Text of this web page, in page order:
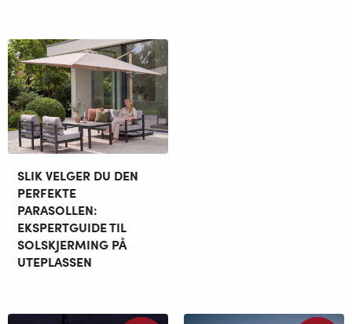
SLIK VELGER DU DEN
PERFEKTE
PARASOLLEN:
EKSPERTGUIDE TIL
SOLSKJERMING PÅ
UTEPLASSEN